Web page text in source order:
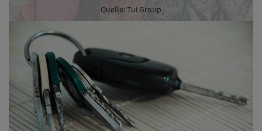
Quelle: Tui Group